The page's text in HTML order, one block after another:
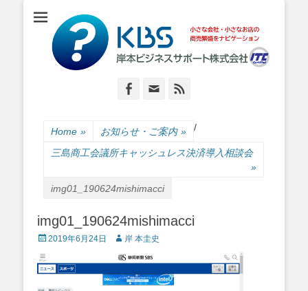
岸本ビジネスサポ
ート株式会社
小さな会社・小さなお店のIT経営をナビゲーション
Facebook
Email
Home » お知らせ・ご案内 » /
三島商工会議所キャッシュレス決済導入相談会
»
img01_190624mishimacci
img01_190624mishimacci
Posted
2019年6月24日 Author
岸 本圭史